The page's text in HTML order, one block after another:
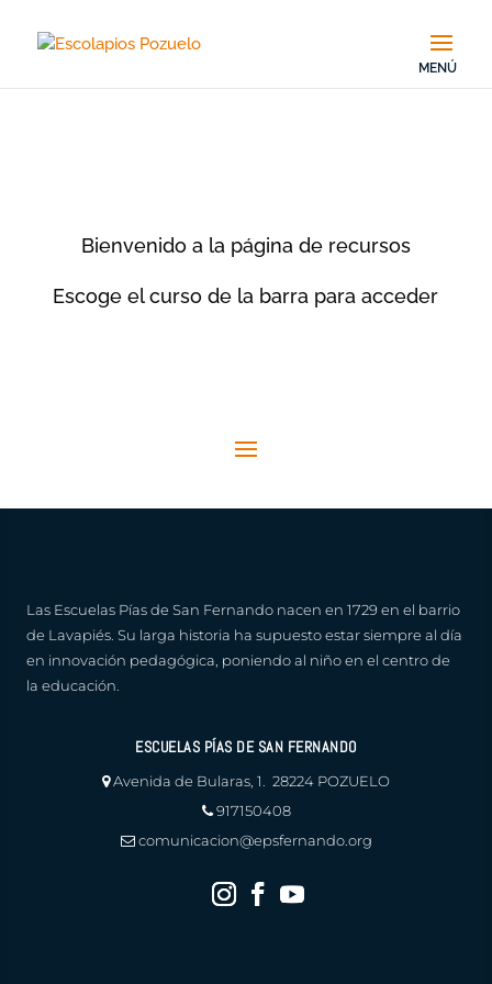
Bienvenido a la página de recursos
Escoge el curso de la barra para acceder
Las Escuelas Pías de San Fernando nacen en 1729 en el barrio
de Lavapiés. Su larga historia ha supuesto estar siempre al día
en innovación pedagógica, poniendo al niño en el centro de
la educación.
ESCUELAS PÍAS DE SAN FERNANDO
Avenida de Bularas, 1. 28224 POZUELO
917150408
comunicacion@epsfernando.org